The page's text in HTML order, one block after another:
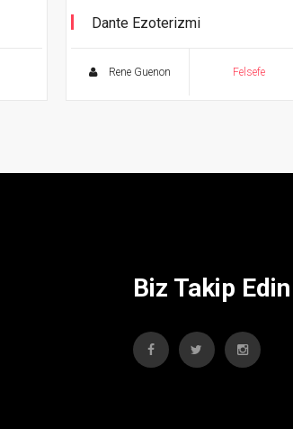
Dante Ezoterizmi
Rene Guenon Felsefe
Biz Takip Edin